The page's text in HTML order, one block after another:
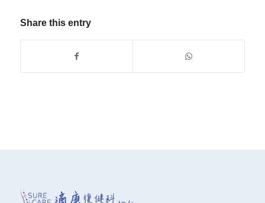
Share this entry